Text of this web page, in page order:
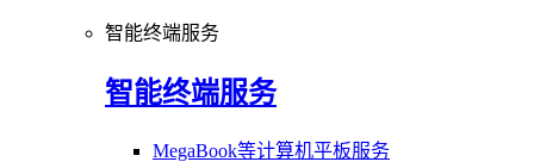
智能终端服务
智能终端服务
MegaBook等计算机平板服务